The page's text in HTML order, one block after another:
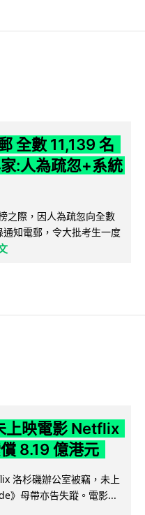
全數 11,139 名
:人為疏忽+系統
之際，因人為疏忽向全數
知電郵，令大批考生一度
上映電影 Netflix
8.19 億港元
洛杉磯辦公室被竊，未上
》母帶亦告失蹤。電影...